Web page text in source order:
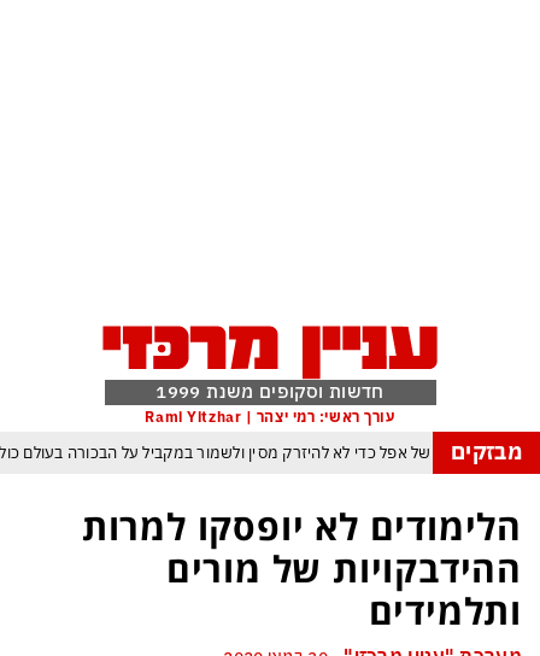
חדשות וסקופים משנת 1999
עורך ראשי: רמי יצהר | Rami Yitzhar
מבזקיםהטריק של אפל כדי לא להיזרק מסין ולשמור במקביל על הבכורה בעולם
של טראמפ המאיים למוטט את כלכלת ארה״ב ומבודד את ישראל יותר מאי
הגרעינית חותמות על הסכם הגנה המשנה מהיסוד את מאזן הכוחות
במשחק חסר החשיבות מדגישה את התגברות החוליגניזם הפראי בכדורגל
הלימודים לא יופסקו למרות
ההידבקויות של מורים
ותלמידים